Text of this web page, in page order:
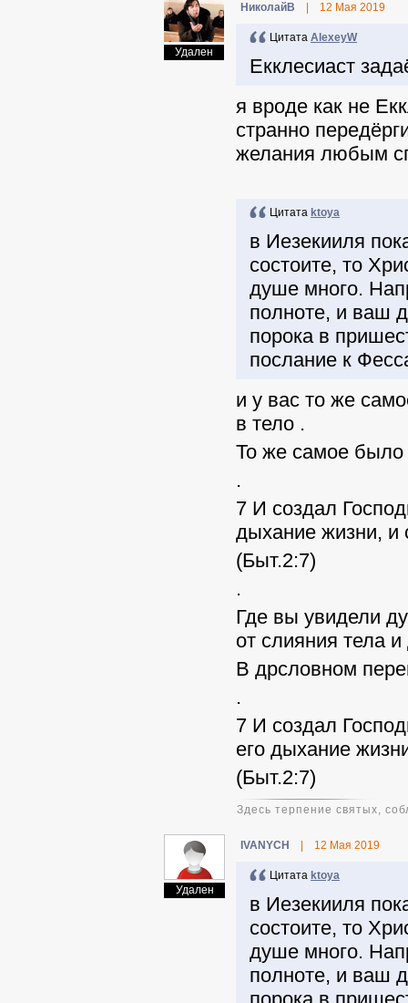
Удален
НиколайВ 12 Мая 2019
Цитата AlexeyW
Екклесиаст
я вроде как не
странно
желания любым
Цитата ktoya
в Иезекииля
состоите, то
душе много.
полноте, и ваш
порока в
послание к
и у вас то же
в тело .
То же самое было
.
7 И создал
дыхание жизни,
(Быт.2:7)
.
Где вы увидели
от слияния тела и
В дрсловном
.
7 И создал
его дыхание
(Быт.2:7)
Здесь терпение святых,
Удален
IVANYCH 12 Мая 2019
Цитата ktoya
в Иезекииля
состоите, то
душе много.
полноте, и ваш